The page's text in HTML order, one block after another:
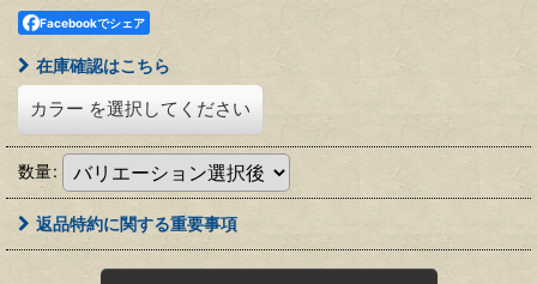
Facebookでシェア
在庫確認はこちら
カラー を選択してください
数量:
返品特約に関する重要事項